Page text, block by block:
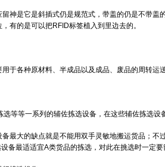
是它是斜插式仍是规范式，带盖的仍是不带
有的是可以把RFID标签植入到里边去的。
各种原材料、半成品以及成品、废品的周转运
等等一系列的辅佐拣选设备，在这些辅佐拣选设
大的缺点就是不能用双手灵敏地搬运货品；
最适适宜A类货品的拣选，对此在挑选时一定